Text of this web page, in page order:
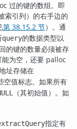
过的键的数组。即
索引列）的右手边的
第 38.15.2 节）。通
query的数据类型以
的键的数量必须被存
为空，还要 palloc
址存储在
空值标志。如果所有
（其初始值）。如
指定有